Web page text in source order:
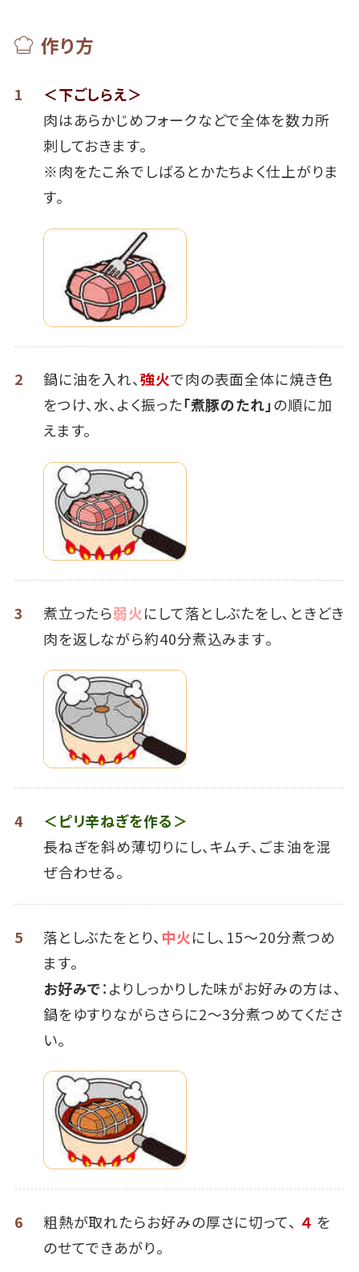
作り方
1
＜下ごしらえ＞
肉はあらかじめフォークなどで全体を数カ所
刺しておきます。
※肉をたこ糸でしばるとかたちよく仕上がりま
す。
2 鍋に油を入れ、強火で肉の表面全体に焼き色
をつけ、水、よく振った「煮豚のたれ」の順に加
えます。
3 煮立ったら弱火にして落としぶたをし､ときどき
肉を返しながら約40分煮込みます｡
4
＜ピリ辛ねぎを作る＞
長ねぎを斜め薄切りにし、キムチ、ごま油を混
ぜ合わせる。
5 落としぶたをとり、 中火にし、15～20分煮つめ
ます。
お好みで：よりしっかりした味がお好みの方は、
鍋をゆすりながらさらに2～3分煮つめてくださ
い。
6 粗熱が取れたらお好みの厚さに切って、 ４ を
のせてできあがり。